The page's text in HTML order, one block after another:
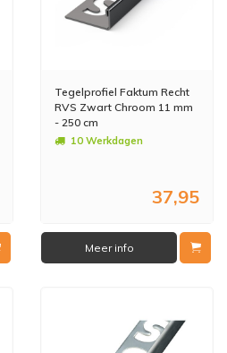
Tegelprofiel Faktum Recht
RVS Zwart Chroom 11 mm
- 250 cm
10 Werkdagen
37,95
Meer info